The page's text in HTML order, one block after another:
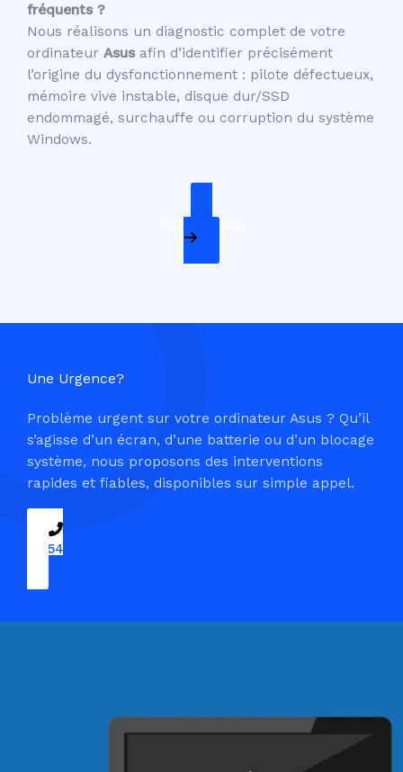
fréquents ?
Nous réalisons un diagnostic complet de votre
ordinateur Asusafin d’identifier précisément
l’origine du dysfonctionnement : pilote défectueux,
mémoire vive instable, disque dur/SSD
endommagé, surchauffe ou corruption du système
Windows.
Nos Services
Une Urgence?
Problème urgent sur votre ordinateur Asus ? Qu’il
s’agisse d’un écran, d’une batterie ou d’un blocage
système, nous proposons des interventions
rapides et fiables, disponibles sur simple appel.
09 54 37 04 03